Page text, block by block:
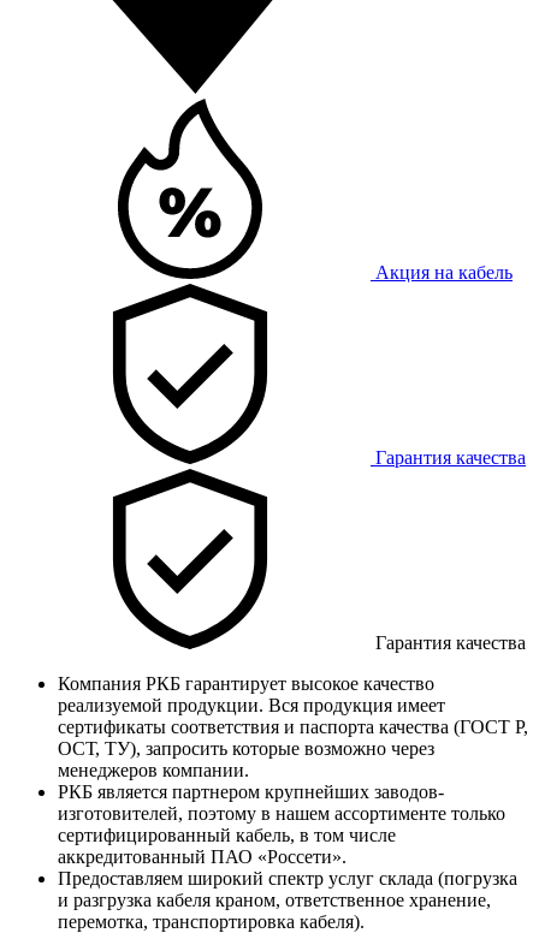
Акция на кабель
Гарантия качества
Гарантия качества
Компания РКБ гарантирует высокое качество
реализуемой продукции. Вся продукция имеет
сертификаты соответствия и паспорта качества (ГОСТ Р,
ОСТ, ТУ), запросить которые возможно через
менеджеров компании.
РКБ является партнером крупнейших заводов-
изготовителей, поэтому в нашем ассортименте только
сертифицированный кабель, в том числе
аккредитованный ПАО «Россети».
Предоставляем широкий спектр услуг склада (погрузка
и разгрузка кабеля краном, ответственное хранение,
перемотка, транспортировка кабеля).